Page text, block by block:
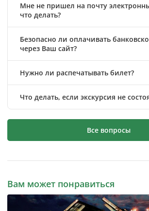
Мне не пришел на почту
что делать?
Безопасно ли оплачивать
через Ваш сайт?
Нужно ли распечатывать билет?
Что делать, если экскурсия не
Все вопросы
Вам может понравиться